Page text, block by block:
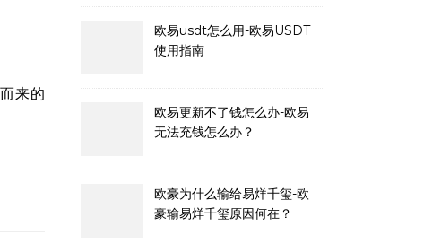
欧易usdt怎么用-欧易USDT
使用指南
欧易更新不了钱怎么办-欧易
无法充钱怎么办？
欧豪为什么输给易烊千玺-欧
豪输易烊千玺原因何在？